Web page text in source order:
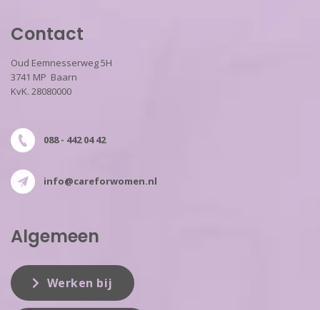
Contact
Oud Eemnesserweg 5H
3741 MP Baarn
KvK. 28080000
088 - 442 04 42
info@careforwomen.nl
Algemeen
Werken bij